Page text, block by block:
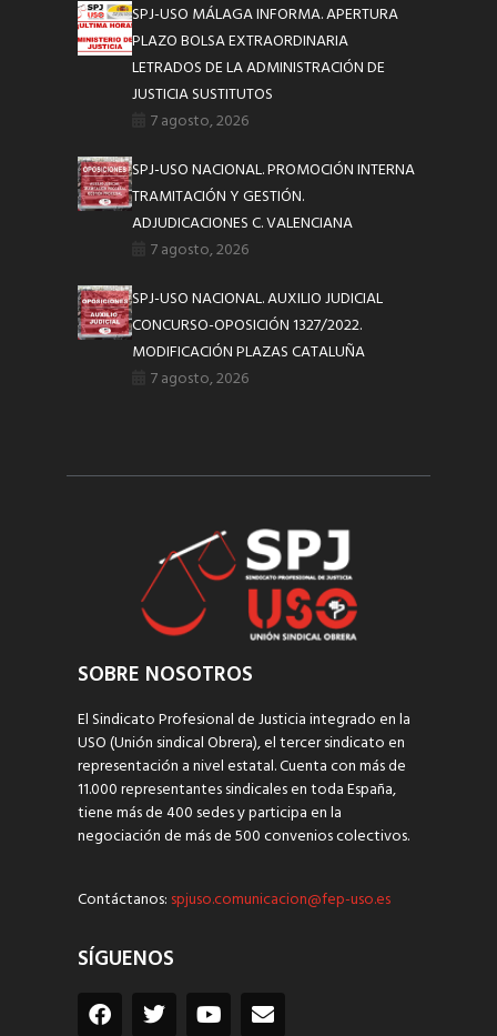
SPJ-USO MÁLAGA INFORMA. APERTURA
PLAZO BOLSA EXTRAORDINARIA
LETRADOS DE LA ADMINISTRACIÓN DE
JUSTICIA SUSTITUTOS
7 agosto, 2026
SPJ-USO NACIONAL. PROMOCIÓN INTERNA
TRAMITACIÓN Y GESTIÓN.
ADJUDICACIONES C. VALENCIANA
7 agosto, 2026
SPJ-USO NACIONAL. AUXILIO JUDICIAL
CONCURSO-OPOSICIÓN 1327/2022.
MODIFICACIÓN PLAZAS CATALUÑA
7 agosto, 2026
SOBRE NOSOTROS
El Sindicato Profesional de Justicia integrado en la
USO (Unión sindical Obrera), el tercer sindicato en
representación a nivel estatal. Cuenta con más de
11.000 representantes sindicales en toda España,
tiene más de 400 sedes y participa en la
negociación de más de 500 convenios colectivos.
Contáctanos: spjuso.comunicacion@fep-uso.es
SÍGUENOS